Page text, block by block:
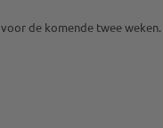
de komende twee weken.